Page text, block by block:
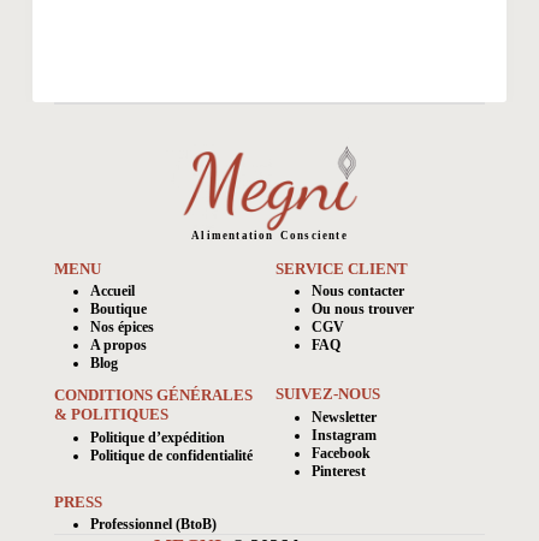
Alimentation Consciente
MENU
Accueil
Boutique
Nos épices
A propos
Blog
SERVICE CLIENT
Nous contacter
Ou nous trouver
CGV
FAQ
CONDITIONS GÉNÉRALES
& POLITIQUES
Politique d’expédition
Politique de confidentialité
SUIVEZ-NOUS
Newsletter
Instagram
Facebook
Pinterest
PRESS
Professionnel (BtoB)